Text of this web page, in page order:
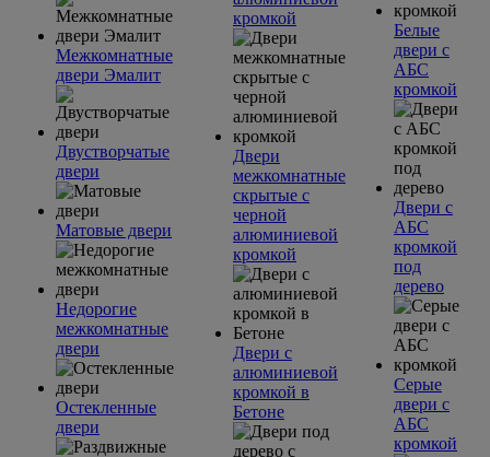
Межкомнатные
двери Эмалит
Двустворчатые
двери
Матовые двери
Недорогие
межкомнатные
двери
Остекленные
двери
кромкой
Двери
межкомнатные
скрытые с
черной
алюминиевой
кромкой
Двери с
алюминиевой
кромкой в
Бетоне
Белые
двери с
АБС
кромкой
Двери с
АБС
кромкой
под
дерево
Серые
двери с
АБС
кромкой